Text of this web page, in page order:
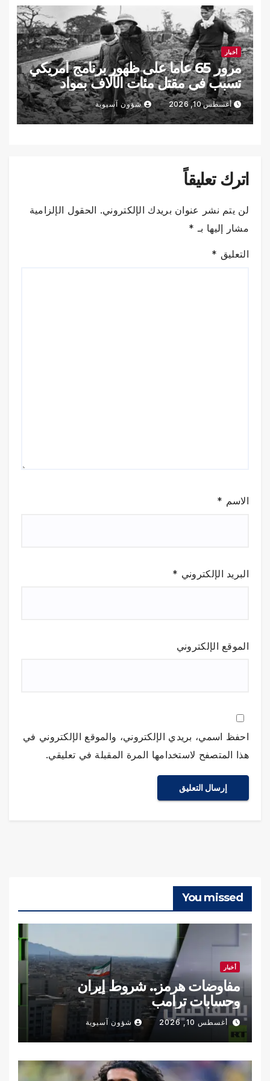
أخبار
مرور 65 عاما على ظهور برنامج أمريكي
تسبب في مقتل مئات الآلاف بمواد
كيميائية
أغسطس 10, 2026 شؤون آسيوية
اترك تعليقاً
لن يتم نشر عنوان بريدك الإلكتروني. الحقول الإلزامية
مشار إليها بـ *
التعليق *
الاسم *
البريد الإلكتروني *
الموقع الإلكتروني
احفظ اسمي، بريدي الإلكتروني، والموقع الإلكتروني في
هذا المتصفح لاستخدامها المرة المقبلة في تعليقي.
You missed
أخبار
مفاوضات هرمز.. شروط إيران
وحسابات ترامب
أغسطس 10, 2026 شؤون آسيوية